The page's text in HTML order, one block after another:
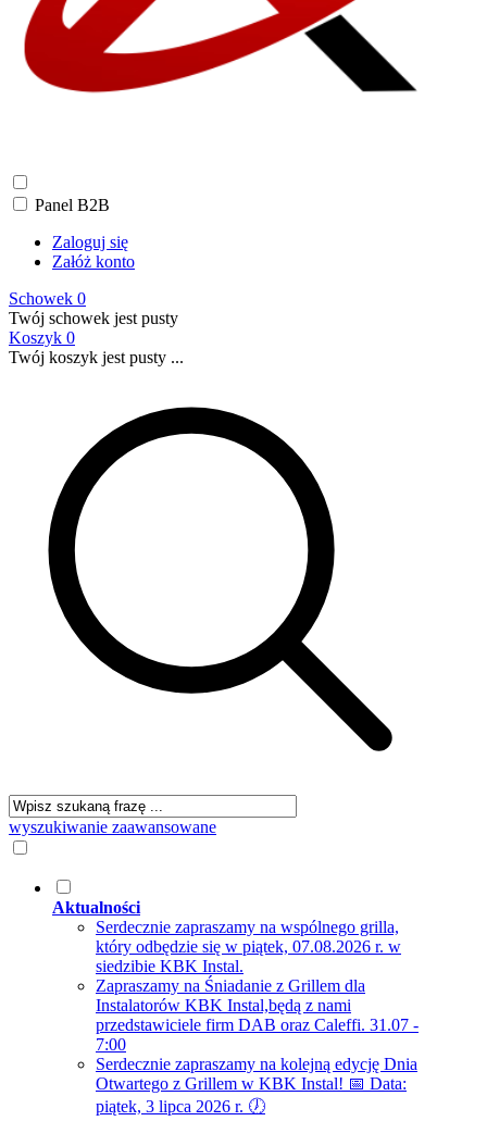
Panel B2B
Zaloguj się
Załóż konto
Schowek 0
Twój schowek jest pusty
Koszyk 0
Twój koszyk jest pusty ...
wyszukiwanie zaawansowane
Aktualności
Serdecznie zapraszamy na wspólnego grilla,
który odbędzie się w piątek, 07.08.2026 r. w
siedzibie KBK Instal.
Zapraszamy na Śniadanie z Grillem dla
Instalatorów KBK Instal,będą z nami
przedstawiciele firm DAB oraz Caleffi. 31.07 -
7:00
Serdecznie zapraszamy na kolejną edycję Dnia
Otwartego z Grillem w KBK Instal! 📅 Data:
piątek, 3 lipca 2026 r. 🕖